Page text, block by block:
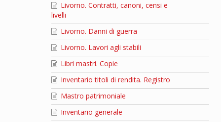
Livorno. Contratti, canoni, censi e
livelli
Livorno. Danni di guerra
Livorno. Lavori agli stabili
Libri mastri. Copie
Inventario titoli di rendita. Registro
Mastro patrimoniale
Inventario generale